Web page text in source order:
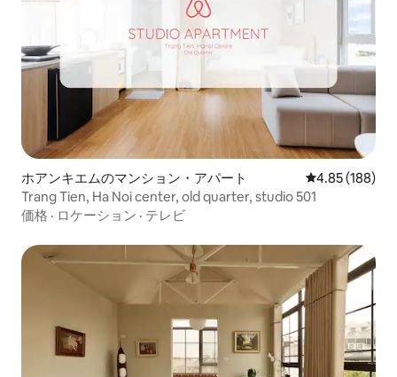
ホアンキエムのマンション・アパート レビュー188
4.85 (188)
Trang Tien, Ha Noi center, old quarter, studio 501
価格 · ロケーション · テレビ